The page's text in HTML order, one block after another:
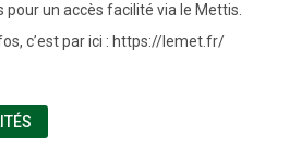
pour un accès facilité via le Mettis.
c’est par ici : https://lemet.fr/